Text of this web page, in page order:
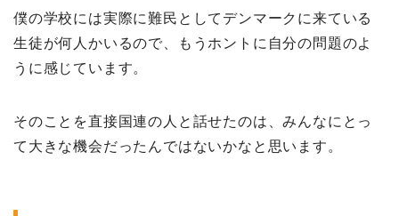
僕の学校には実際に難民としてデンマークに来ている
生徒が何人かいるので、もうホントに自分の問題のよ
うに感じています。
そのことを直接国連の人と話せたのは、みんなにとっ
て大きな機会だったんではないかなと思います。